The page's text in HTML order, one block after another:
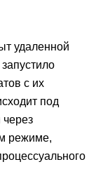
удаленной
с их
под
режиме,